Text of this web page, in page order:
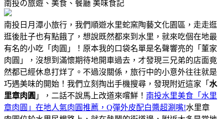
南投の旅遊、美食、餐廳 美味食記
南投日月潭小旅行，我們順遊水里蛇窯陶藝文化園區，走走逛
逛後肚子也有點餓了，想說既然都來到水里，就來吃個在地最
有名的小吃「肉圓」！原本我的口袋名單是名聲響亮的「董家
肉圓」，沒想到滿懷期待地開車過去，才發現三兄弟的店面竟
然都已經休息打烊了。不過沒關係，旅行中的小意外往往就是
巧遇美味的開始！我們立刻掏出手機搜尋，發現附近這家「 水
里章肉圓 」，二話不說馬上改道來嚐鮮！ 南投水里美食「水里
章肉圓」在地人氣肉圓推薦，Q彈外皮配白醬超涮嘴!水里章